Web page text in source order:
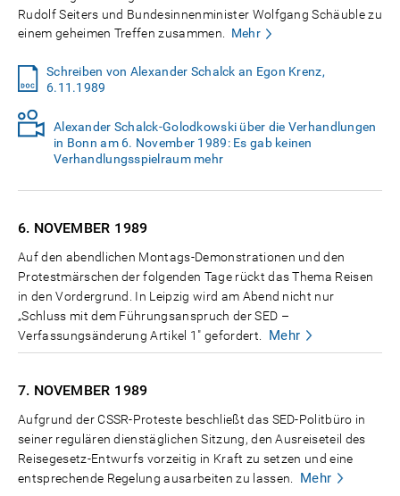
Rudolf Seiters und Bundesinnenminister Wolfgang Schäuble zu
einem geheimen Treffen zusammen.
Mehr
Schreiben von Alexander Schalck an Egon Krenz,
6.11.1989
Alexander Schalck-Golodkowski über die Verhandlungen
in Bonn am 6. November 1989: Es gab keinen
Verhandlungsspielraum mehr
6. NOVEMBER 1989
Auf den abendlichen Montags-Demonstrationen und den
Protestmärschen der folgenden Tage rückt das Thema Reisen
in den Vordergrund. In Leipzig wird am Abend nicht nur
„Schluss mit dem Führungsanspruch der SED –
Verfassungsänderung Artikel 1" gefordert.
Mehr
7. NOVEMBER 1989
Aufgrund der CSSR-Proteste beschließt das SED-Politbüro in
seiner regulären dienstäglichen Sitzung, den Ausreiseteil des
Reisegesetz-Entwurfs vorzeitig in Kraft zu setzen und eine
entsprechende Regelung ausarbeiten zu lassen.
Mehr